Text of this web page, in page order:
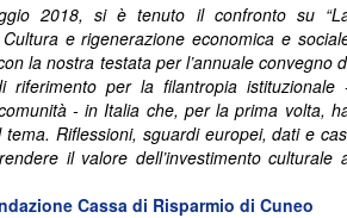
2018, si è tenuto il confronto su
e rigenerazione economica e
la nostra testata per l’annuale convegno
riferimento per la filantropia istituzionale
- in Italia che, per la prima volta,
Riflessioni, sguardi europei, dati e
il valore dell’investimento culturale
Cassa di Risparmio di Cuneo